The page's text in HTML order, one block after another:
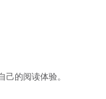
的阅读体验。